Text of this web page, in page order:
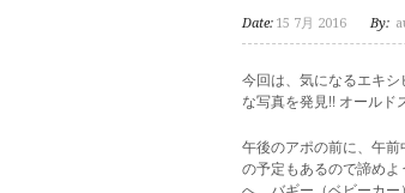
Date: 15 7月 2016 By:
今回は、気になるエキ
な写真を発見!! オールド
午後のアポの前に、午
の予定もあるので諦め
へ。バギー（ベビーカ